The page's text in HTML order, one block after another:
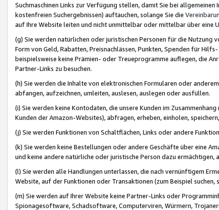
Suchmaschinen Links zur Verfügung stellen, damit Sie bei
kostenfreien Suchergebnissen) auftauchen, solange Sie die
auf Ihre Website leiten und nicht unmittelbar oder mittelbar über eine
(g) Sie werden natürlichen oder juristischen Personen für die Nutzung
Form von Geld, Rabatten, Preisnachlässen, Punkten, Spenden für
beispielsweise keine Prämien- oder Treueprogramme auflegen, die
Partner-Links zu besuchen.
(h) Sie werden die Inhalte von elektronischen Formularen oder
abfangen, aufzeichnen, umleiten, auslesen, auslegen oder ausfüllen.
(i) Sie werden keine Kontodaten, die unsere Kunden im
Kunden der Amazon-Websites), abfragen, erheben, einholen,
(j) Sie werden Funktionen von Schaltflächen, Links oder andere
(k) Sie werden keine Bestellungen oder andere Geschäfte über eine
und keine andere natürliche oder juristische Person dazu
(l) Sie werden alle Handlungen unterlassen, die nach vernünftigem
Website, auf der Funktionen oder Transaktionen (zum Beispiel
(m) Sie werden auf Ihrer Website keine Partner-Links oder
Spionagesoftware, Schadsoftware, Computerviren, Würmern,